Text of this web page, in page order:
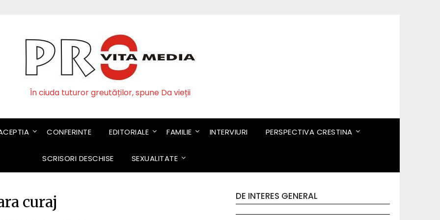
În ciuda tuturor greutăților, spune Da vieții
CONFERINTE EDITORIALE FAMILIE INTERVIURI PERSPECTIVA CRESTINA
SCRISORI DESCHISE SEXUALITATE
curaj DE INTERES GENERAL